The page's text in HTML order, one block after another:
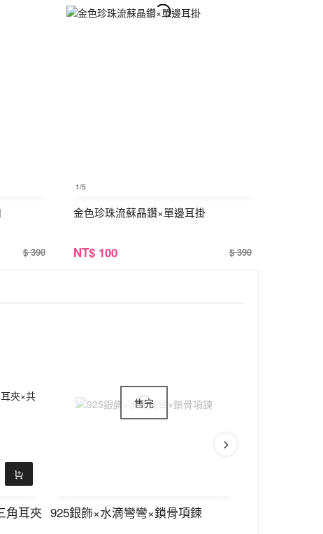
$ 390
1/5
金色珍珠流蘇晶鑽×單邊耳掛
NT$ 100 $ 390
角耳夾 925銀飾×水滴彎彎×鎖骨項鍊